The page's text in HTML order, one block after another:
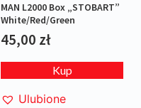
MAN L2000 Box „STOBART”
White/Red/Green
45,00 zł
Kup
Ulubione